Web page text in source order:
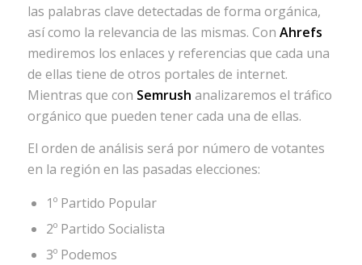
las palabras clave detectadas de forma orgánica,
así como la relevancia de las mismas. Con Ahrefs
mediremos los enlaces y referencias que cada una
de ellas tiene de otros portales de internet.
Mientras que con Semrush analizaremos el tráfico
orgánico que pueden tener cada una de ellas.
El orden de análisis será por número de votantes
en la región en las pasadas elecciones:
1º Partido Popular
2º Partido Socialista
3º Podemos